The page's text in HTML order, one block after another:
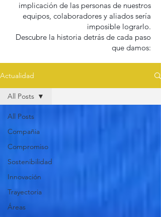
implicación de las personas de nuestros
equipos, colaboradores y aliados sería
imposible lograrlo.
Descubre la historia detrás de cada paso
que damos:
Actualidad
All Posts
Compañia
Compromiso
Sostenibilidad
Innovación
Trayectoria
Áreas
All Posts